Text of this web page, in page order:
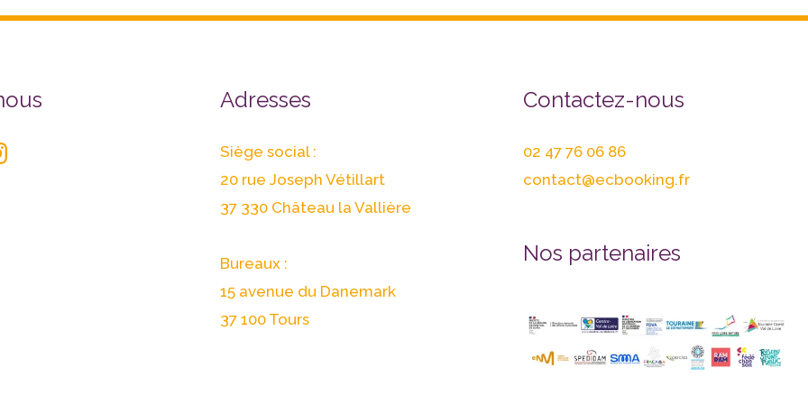
Adresses
Siège social :
20 rue Joseph Vétillart
37 330 Château la Vallière
Bureaux :
15 avenue du Danemark
37 100 Tours
Contactez-nous
02 47 76 06 86
contact@ecbooking.fr
Nos partenaires